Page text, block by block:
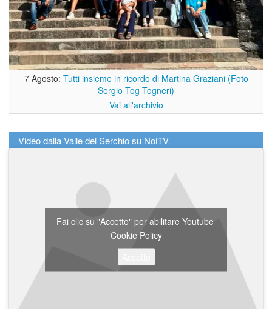
7 Agosto: Tutti insieme in ricordo di Martina Graziani (Foto
Sergio Tog Togneri)
Vai all'archivio
Video dalla Valle del Serchio su NoiTV
Fai clic su "Accetto" per abilitare Youtube
Cookie Policy